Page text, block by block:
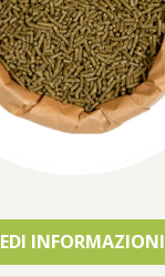
INFORMAZIONI